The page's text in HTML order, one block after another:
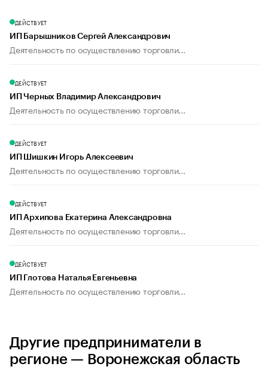
ДЕЙСТВУЕТ
ИП Барышников Сергей Александрович
Деятельность по осуществлению торговли...
ДЕЙСТВУЕТ
ИП Черных Владимир Александрович
Деятельность по осуществлению торговли...
ДЕЙСТВУЕТ
ИП Шишкин Игорь Алексеевич
Деятельность по осуществлению торговли...
ДЕЙСТВУЕТ
ИП Архипова Екатерина Александровна
Деятельность по осуществлению торговли...
ДЕЙСТВУЕТ
ИП Глотова Наталья Евгеньевна
Деятельность по осуществлению торговли...
Другие предприниматели в
регионе — Воронежская область